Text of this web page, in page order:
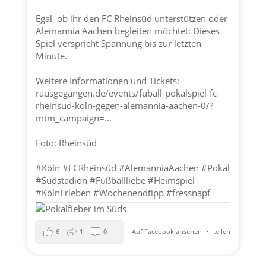
Egal, ob ihr den FC Rheinsüd unterstützen oder
Alemannia Aachen begleiten möchtet: Dieses
Spiel verspricht Spannung bis zur letzten
Minute.
Weitere Informationen und Tickets:
rausgegangen.de/events/fuball-pokalspiel-fc-
rheinsud-koln-gegen-alemannia-aachen-0/?
mtm_campaign=...
Foto: Rheinsüd
#Köln #FCRheinsüd #AlemanniaAachen #Pokal
#Südstadion #Fußballliebe #Heimspiel
#KölnErleben #Wochenendtipp #fressnapf
Auf Facebook ansehen · teilen
6 1 0